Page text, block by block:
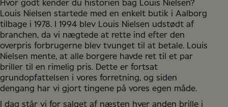
Hvor godt kender du historien bag Louis Nielsen?
Louis Nielsen startede med en enkelt butik i Aalborg
tilbage i 1978. I 1994 blev Louis Nielsen udstødt af
branchen, da vi nægtede at rette ind efter den
overpris forbrugerne blev tvunget til at betale. Louis
Nielsen mente, at alle borgere havde ret til et par
briller til en rimelig pris. Dette er fortsat
grundopfattelsen i vores forretning, og siden
dengang har vi gjort tingene på vores egen måde.
I dag står vi for salget af næsten hver anden brille i